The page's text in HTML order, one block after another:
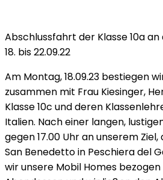
Abschlussfahrt der Klasse 10a
18. bis 22.09.22
Am Montag, 18.09.23 bestiegen
zusammen mit Frau Kiesinger,
Klasse 10c und deren
Italien. Nach einer langen,
gegen 17.00 Uhr an unserem
San Benedetto in Peschiera del
wir unsere Mobil Homes